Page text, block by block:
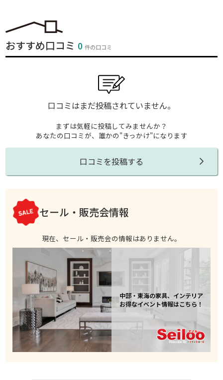
おすすめ口コミ 0件の口コミ
口コミはまだ投稿されていません。
まずは気軽に投稿してみませんか？
あなたの口コミが、誰かの"きっかけ"になります
口コミを投稿する
セール・販売会情報
現在、セール・販売会の情報はありません。
中部・東海の家具、インテリア
お得なイベント情報はこちら！